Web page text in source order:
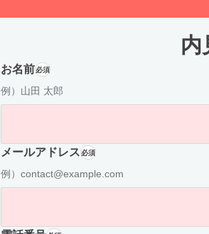
内
お名前必須
例）山田 太郎
メールアドレス必須
例）contact@example.com